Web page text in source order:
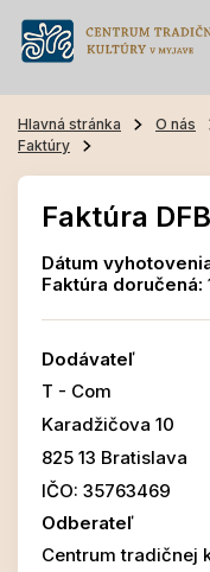
Hlavná stránka O nás
Faktúry
Faktúra
Dátum
Faktúra doručená:
Dodávateľ
T - Com
Karadžičova 10
825 13 Bratislava
IČO: 35763469
Odberateľ
Centrum tradičnej